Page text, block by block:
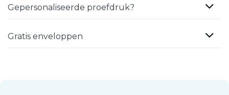
Gepersonaliseerde proefdruk?
Gratis enveloppen